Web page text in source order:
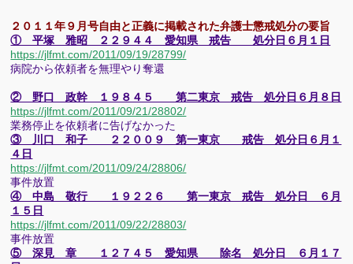
２０１１年９月号自由と正義に掲載された弁護士懲戒処分の要旨
① 平塚 雅昭 ２２９４４ 愛知県 戒告 処分日６月１日
https://jlfmt.com/2011/09/19/28799/
病院から依頼者を無理やり奪還
② 野口 政幹 １９８４５ 第二東京 戒告 処分日６月８日
https://jlfmt.com/2011/09/21/28802/
業務停止を依頼者に告げなかった
③ 川口 和子 ２２００９ 第一東京 戒告 処分日６月１
４日
https://jlfmt.com/2011/09/24/28806/
事件放置
④ 中島 敬行 １９２２６ 第一東京 戒告 処分日 ６月
１５日
https://jlfmt.com/2011/09/22/28803/
事件放置
⑤ 深見 章 １２７４５ 愛知県 除名 処分日 ６月１７